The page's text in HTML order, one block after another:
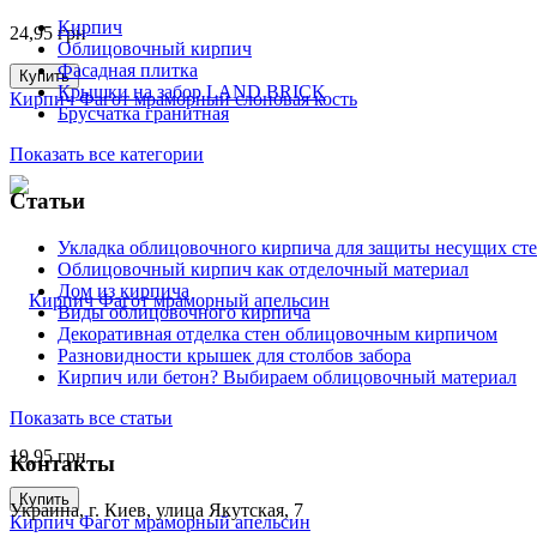
24,95 грн
Купить
Кирпич Фагот мраморный слоновая кость
19,95грн
Купить
Кирпич Фагот мраморный апельсин
Кирпич
Облицовочный кирпич
Фасадная плитка
Крышки на забор LAND BRICK
Брусчатка гранитная
Показать все категории
Статьи
Укладка облицовочного кирпича для защиты несущих
Облицовочный кирпич как отделочный материал
Дом из кирпича
Виды облицовочного кирпича
Декоративная отделка стен облицовочным кирпичом
Разновидности крышек для столбов забора
Кирпич или бетон? Выбираем облицовочный материал
Показать все статьи
Контакты
Украина, г. Киев, улица Якутская, 7